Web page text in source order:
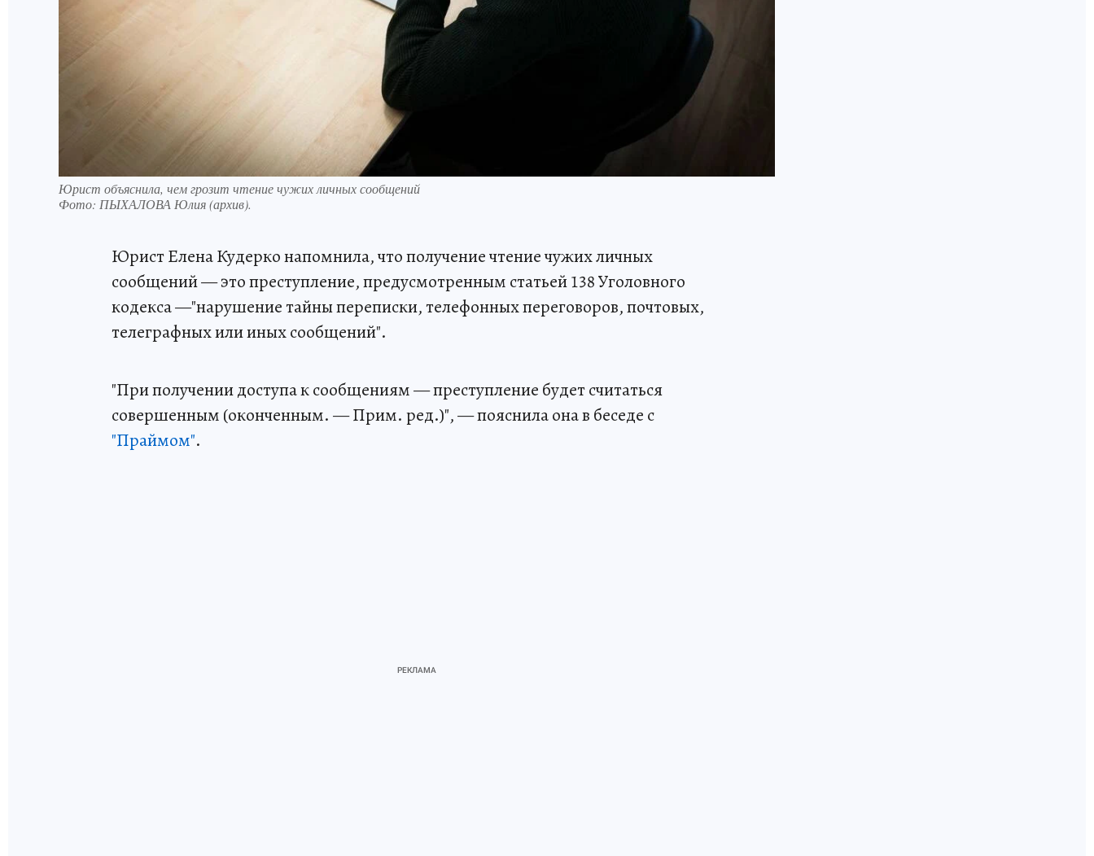
Юрист объяснила, чем грозит чтение чужих личных сообщений
Фото: ПЫХАЛОВА Юлия (архив).
Юрист Елена Кудерко напомнила, что получение чтение чужих личных
сообщений — это преступление, предусмотренным статьей 138 Уголовного
кодекса —"нарушение тайны переписки, телефонных переговоров, почтовых,
телеграфных или иных сообщений".
"При получении доступа к сообщениям — преступление будет считаться
совершенным (оконченным. — Прим. ред.)", — пояснила она в беседе с
"Праймом".